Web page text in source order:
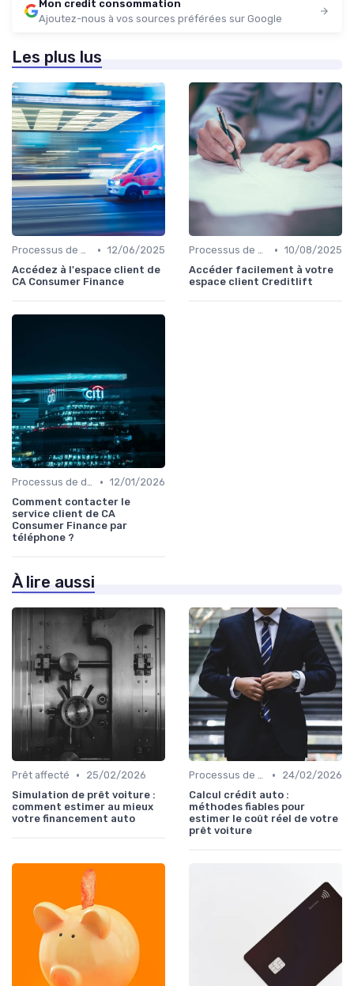
Mon credit consommation
Ajoutez-nous à vos sources préférées sur Google
Les plus lus
Processus de demande • 12/06/2025
Accédez à l'espace client de
CA Consumer Finance
Processus de demande • 10/08/2025
Accéder facilement à votre
espace client Creditlift
Processus de demande • 12/01/2026
Comment contacter le
service client de CA
Consumer Finance par
téléphone ?
À lire aussi
Prêt affecté •
25/02/2026
Simulation de prêt voiture :
comment estimer au mieux
votre financement auto
Processus de demande •
24/02/2026
Calcul crédit auto :
méthodes fiables pour
estimer le coût réel de votre
prêt voiture